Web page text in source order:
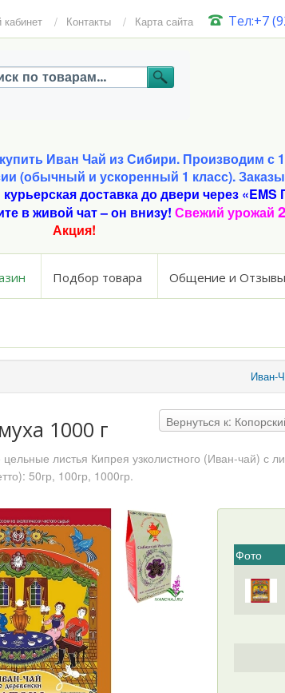
Тел:+7
Контакты Карта сайта
Иван Чай из Сибири. Производим с
(обычный и ускоренный 1 класс).
доставка до двери через
в живой чат – он внизу! Свежий урожай
Акция!
Подбор товара Общение и Отзывы
Иван-
Вернуться к:
1000 г
листья Кипрея узколистного (Иван-чай) с
50гр, 100гр, 1000гр.
Фото